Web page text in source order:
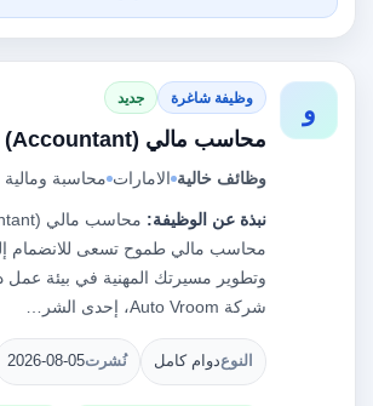
و وظيفة شاغرة جديد
محاسب مالي (Accountant)
وظائف خالية الامارات محاسبة ومالية
نبذة عن الوظيفة:
محاسب مالي طموح تسعى للانضمام
وتطوير مسيرتك المهنية في بيئة عمل
شركة Auto Vroom، إحدى الشر…
النوعدوام كامل نُشرت2026-08-05